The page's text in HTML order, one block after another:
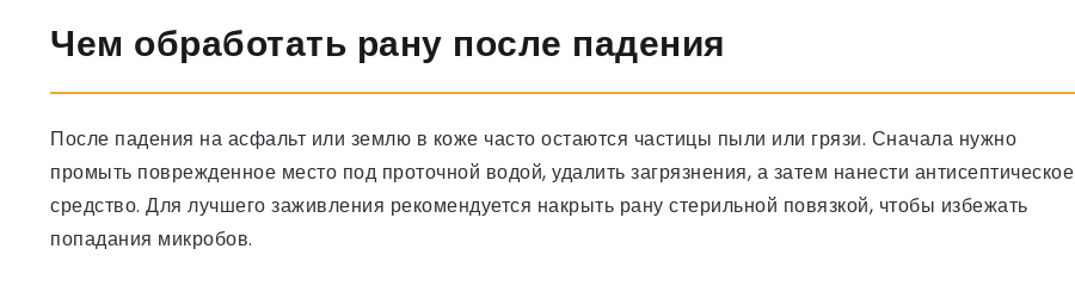
Чем обработать рану после падения
После падения на асфальт или землю в коже часто остаются частицы пыли или грязи. Сначала нужно
промыть поврежденное место под проточной водой, удалить загрязнения, а затем нанести антисептическое
средство. Для лучшего заживления рекомендуется накрыть рану стерильной повязкой, чтобы избежать
попадания микробов.